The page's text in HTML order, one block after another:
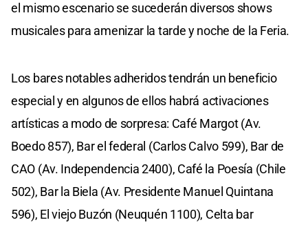
el mismo escenario se sucederán diversos shows
musicales para amenizar la tarde y noche de la Feria.
Los bares notables adheridos tendrán un beneficio
especial y en algunos de ellos habrá activaciones
artísticas a modo de sorpresa: Café Margot (Av.
Boedo 857), Bar el federal (Carlos Calvo 599), Bar de
CAO (Av. Independencia 2400), Café la Poesía (Chile
502), Bar la Biela (Av. Presidente Manuel Quintana
596), El viejo Buzón (Neuquén 1100), Celta bar